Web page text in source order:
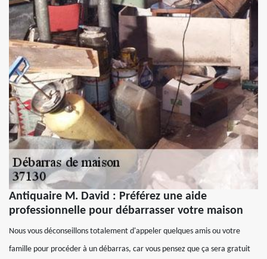
Antiquaire M. David : Préférez une aide
professionnelle pour débarrasser votre maison
Nous vous déconseillons totalement d'appeler quelques amis ou votre
famille pour procéder à un débarras, car vous pensez que ça sera gratuit